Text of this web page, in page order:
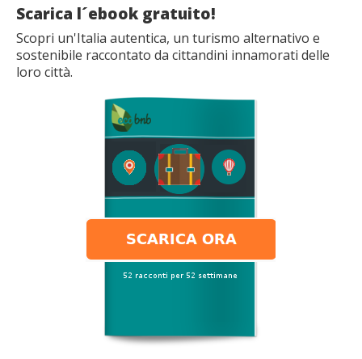
Scarica l´ebook gratuito!
Scopri un'Italia autentica, un turismo alternativo e
sostenibile raccontato da cittandini innamorati delle
loro città.